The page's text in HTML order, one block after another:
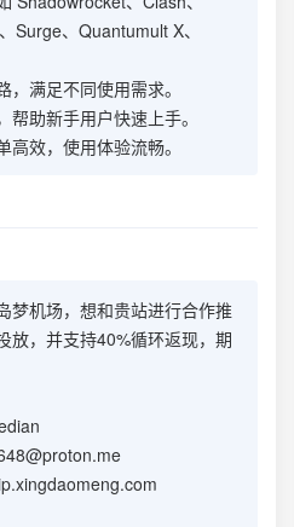
Surge、Quantumult X、
，满足不同使用需求。
助新手用户快速上手。
高效，使用体验流畅。
梦机场，想和贵站进行合作推
放，并支持40%循环返现，期